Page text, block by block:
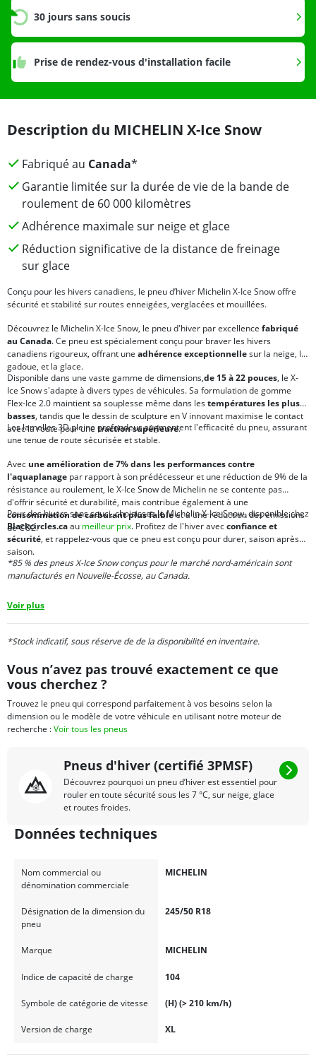
30 jours sans soucis
Prise de rendez-vous d'installation facile
Description du MICHELIN X-Ice Snow
Fabriqué au Canada*
Garantie limitée sur la durée de vie de la bande de
roulement de 60 000 kilomètres
Adhérence maximale sur neige et glace
Réduction significative de la distance de freinage
sur glace
Conçu pour les hivers canadiens, le pneu d’hiver Michelin X-Ice Snow offre
sécurité et stabilité sur routes enneigées, verglacées et mouillées.
Découvrez le Michelin X-Ice Snow, le pneu d'hiver par excellence fabriqué
au Canada. Ce pneu est spécialement conçu pour braver les hivers
canadiens rigoureux, offrant une adhérence exceptionnellesur la neige, la
gadoue, et la glace.
Disponible dans une vaste gamme de dimensions,de 15 à 22 pouces, le X-
Ice Snow s'adapte à divers types de véhicules. Sa formulation de gomme
Flex-Ice 2.0 maintient sa souplesse même dans lestempératures les plus
basses, tandis que le dessin de sculpture en V innovant maximise le contact
avec la route pour une traction supérieure.
Les lamelles 3D pleine profondeur augmentent l'efficacité du pneu, assurant
une tenue de route sécurisée et stable.
Avec une amélioration de 7% dans les performances contre
l'aquaplanage par rapport à son prédécesseur et une réduction de 9% de la
résistance au roulement, le X-Ice Snow de Michelin ne se contente pas
d'offrir sécurité et durabilité, mais contribue également à une
consommation de carburant plus faibleet à une réduction des émissions
de CO2.
Pour des hivers sans souci, choisissez le Michelin X-Ice Snow, disponible chez
Blackcircles.caau meilleur prix. Profitez de l'hiver avecconfiance et
sécurité, et rappelez-vous que ce pneu est conçu pour durer, saison après
saison.
*85 % des pneus X-Ice Snow conçus pour le marché nord-américain sont
manufacturés en Nouvelle-Écosse, au Canada.
Voir plus
*Stock indicatif, sous réserve de de la disponibilité en inventaire.
Vous n’avez pas trouvé exactement ce que
vous cherchez ?
Trouvez le pneu qui correspond parfaitement à vos besoins selon la
dimension ou le modèle de votre véhicule en utilisant notre moteur de
recherche :Voir tous les pneus
Pneus d'hiver (certifié 3PMSF)
Découvrez pourquoi un pneu d’hiver est essentiel pour
rouler en toute sécurité sous les 7 °C, sur neige, glace
et routes froides.
Données techniques
Nom commercial ou
dénomination commerciale
MICHELIN
Désignation de la dimension du
pneu
245/50 R18
Marque MICHELIN
Indice de capacité de charge 104
Symbole de catégorie de vitesse (H) (> 210 km/h)
Version de charge XL